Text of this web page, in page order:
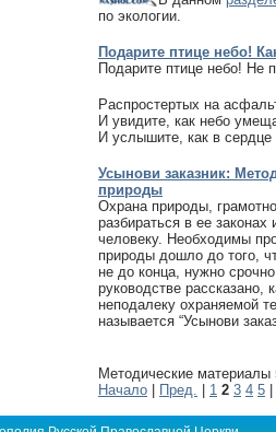
по экологии.
Подарите птице небо!
Подарите птице небо! Не
Распростертых на
И увидите, как небо
И услышите, как в
Усынови заказник:
природы
Охрана природы,
разбираться в ее
человеку. Необходимы
природы дошло до того,
не до конца, нужно
руководстве рассказано,
неподалеку охраняемой
называется “Усынови
Методические материалы
Начало | Пред. | 1 2 3 4 5 |